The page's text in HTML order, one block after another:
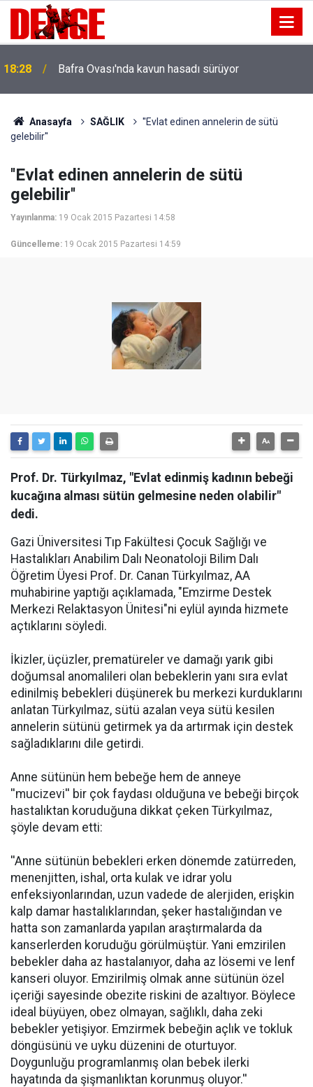
18:28 Bafra Ovası'nda kavun hasadı sürüyor
Anasayfa SAĞLIK
''Evlat edinen annelerin de sütü
gelebilir''
''Evlat edinen annelerin de sütü
gelebilir''
Yayınlanma: 19 Ocak 2015 Pazartesi 14:58
Güncelleme: 19 Ocak 2015 Pazartesi 14:59
Prof. Dr. Türkyılmaz, "Evlat edinmiş kadının bebeği
kucağına alması sütün gelmesine neden olabilir"
dedi.
Gazi Üniversitesi Tıp Fakültesi Çocuk Sağlığı ve
Hastalıkları Anabilim Dalı Neonatoloji Bilim Dalı
Öğretim Üyesi Prof. Dr. Canan Türkyılmaz, AA
muhabirine yaptığı açıklamada, "Emzirme Destek
Merkezi Relaktasyon Ünitesi"ni eylül ayında hizmete
açtıklarını söyledi.
İkizler, üçüzler, prematüreler ve damağı yarık gibi
doğumsal anomalileri olan bebeklerin yanı sıra evlat
edinilmiş bebekleri düşünerek bu merkezi kurduklarını
anlatan Türkyılmaz, sütü azalan veya sütü kesilen
annelerin sütünü getirmek ya da artırmak için destek
sağladıklarını dile getirdi.
Anne sütünün hem bebeğe hem de anneye
''mucizevi'' bir çok faydası olduğuna ve bebeği birçok
hastalıktan koruduğuna dikkat çeken Türkyılmaz,
şöyle devam etti:
''Anne sütünün bebekleri erken dönemde zatürreden,
menenjitten, ishal, orta kulak ve idrar yolu
enfeksiyonlarından, uzun vadede de alerjiden, erişkin
kalp damar hastalıklarından, şeker hastalığından ve
hatta son zamanlarda yapılan araştırmalarda da
kanserlerden koruduğu görülmüştür. Yani emzirilen
bebekler daha az hastalanıyor, daha az lösemi ve lenf
kanseri oluyor. Emzirilmiş olmak anne sütünün özel
içeriği sayesinde obezite riskini de azaltıyor. Böylece
ideal büyüyen, obez olmayan, sağlıklı, daha zeki
bebekler yetişiyor. Emzirmek bebeğin açlık ve tokluk
döngüsünü ve uyku düzenini de oturtuyor.
Doygunluğu programlanmış olan bebek ilerki
hayatında da şişmanlıktan korunmuş oluyor.''